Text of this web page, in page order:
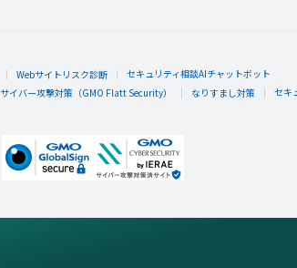
Webサイトリスク診断
セキュリティ相談AIチャットボット
サイバー攻撃対策（GMO Flatt Security） なりすまし対策 セキ